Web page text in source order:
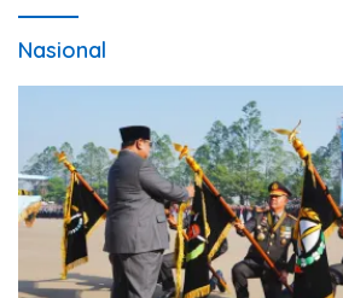
Nasional